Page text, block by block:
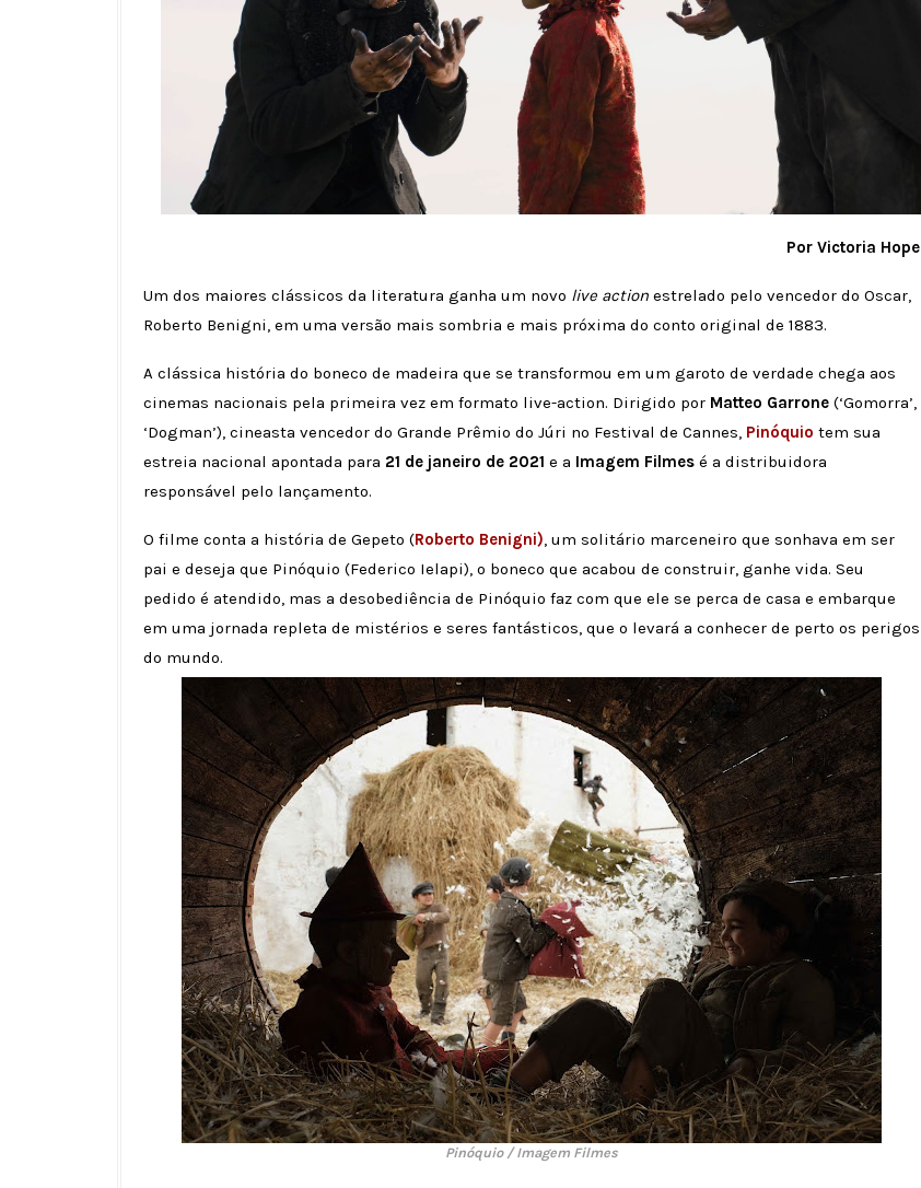
Por Victoria Hope
Um dos maiores clássicos da literatura ganha um novo live action estrelado pelo vencedor do Oscar,
Roberto Benigni, em uma versão mais sombria e mais próxima do conto original de 1883.
A clássica história do boneco de madeira que se transformou em um garoto de verdade chega aos
cinemas nacionais pela primeira vez em formato live-action. Dirigido por Matteo Garrone (‘Gomorra’,
‘Dogman’), cineasta vencedor do Grande Prêmio do Júri no Festival de Cannes, Pinóquio tem sua
estreia nacional apontada para 21 de janeiro de 2021 e a Imagem Filmes é a distribuidora
responsável pelo lançamento.
O filme conta a história de Gepeto (Roberto Benigni), um solitário marceneiro que sonhava em ser
pai e deseja que Pinóquio (Federico Ielapi), o boneco que acabou de construir, ganhe vida. Seu
pedido é atendido, mas a desobediência de Pinóquio faz com que ele se perca de casa e embarque
em uma jornada repleta de mistérios e seres fantásticos, que o levará a conhecer de perto os perigos
do mundo.
Pinóquio / Imagem Filmes